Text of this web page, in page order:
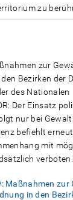
zu
zur
Bezirken der
des Nationalen
Der Einsatz
nur bei
befiehlt
mit
Maßnahmen zur
in den